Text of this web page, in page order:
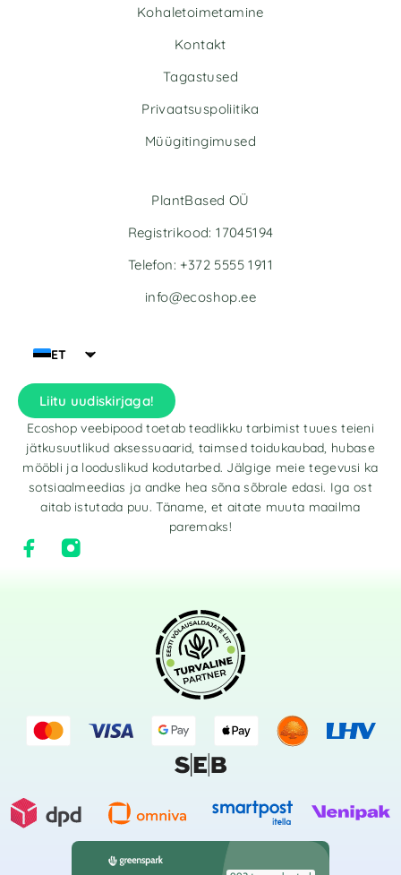
Kohaletoimetamine
Kontakt
Tagastused
Privaatsuspoliitika
Müügitingimused
ET
Liitu uudiskirjaga!
Ecoshop veebipood toetab teadlikku tarbimist tuues teieni
jätkusuutlikud aksessuaarid, taimsed toidukaubad, hubase
mööbli ja looduslikud kodutarbed. Jälgige meie tegevusi ka
sotsiaalmeedias ja andke hea sõna sõbrale edasi. Iga ost
aitab istutada puu. Täname, et aitate muuta maailma
paremaks!
PlantBased OÜ
Registrikood: 17045194
Telefon: +372 5555 1911
info@ecoshop.ee